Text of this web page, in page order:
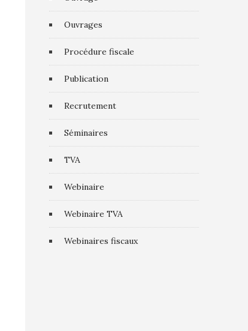
Ouvrages
Procédure fiscale
Publication
Recrutement
Séminaires
TVA
Webinaire
Webinaire TVA
Webinaires fiscaux